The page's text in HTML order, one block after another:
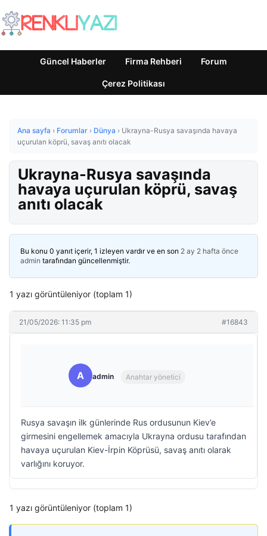
Güncel Haberler Firma Rehberi Forum
Çerez Politikası
Ana sayfa › Forumlar › Dünya › Ukrayna-Rusya savaşında havaya
uçurulan köprü, savaş anıtı olacak
Ukrayna-Rusya savaşında
havaya uçurulan köprü, savaş
anıtı olacak
Bu konu 0 yanıt içerir, 1 izleyen vardır ve en son 2 ay 2 hafta önce
admin tarafından güncellenmiştir.
1 yazı görüntüleniyor (toplam 1)
21/05/2026: 11:35 pm #16843
A admin Anahtar yönetici
Rusya savaşın ilk günlerinde Rus ordusunun Kiev’e
girmesini engellemek amacıyla Ukrayna ordusu tarafından
havaya uçurulan Kiev-İrpin Köprüsü, savaş anıtı olarak
varlığını koruyor.
1 yazı görüntüleniyor (toplam 1)